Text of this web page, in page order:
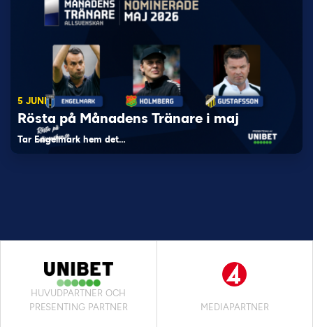
5 JUNI
Rösta på Månadens Tränare i maj
Tar Engelmark hem det…
HUVUDPARTNER OCH
PRESENTING PARTNER
MEDIAPARTNER